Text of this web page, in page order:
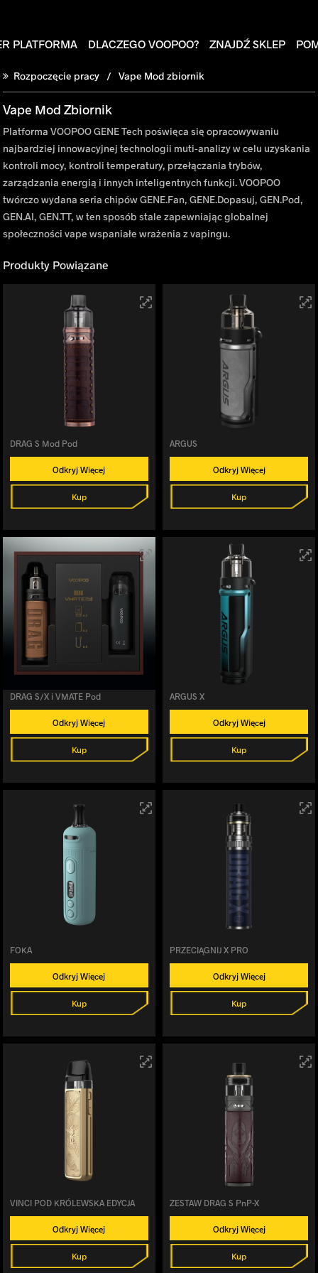
PLATFORMA DLACZEGO VOOPOO? ZNAJDŹ SKLEP
Rozpoczęcie pracy Vape Mod zbiornik
Vape Mod Zbiornik
Platforma VOOPOO GENE Tech poświęca się opracowywaniu
najbardziej innowacyjnej technologii muti-analizy w celu uzyskania
kontroli mocy, kontroli temperatury, przełączania trybów,
zarządzania energią i innych inteligentnych funkcji. VOOPOO
twórczo wydana seria chipów GENE.Fan, GENE.Dopasuj, GEN.Pod,
GEN.AI, GEN.TT, w ten sposób stale zapewniając globalnej
społeczności vape wspaniałe wrażenia z vapingu.
Produkty Powiązane
DRAG S Mod Pod
Odkryj Więcej
Kup
ARGUS
Odkryj Więcej
Kup
DRAG S/X i VMATE Pod
Odkryj Więcej
Kup
ARGUS X
Odkryj Więcej
Kup
FOKA
Odkryj Więcej
Kup
PRZECIĄGNIJ X PRO
Odkryj Więcej
Kup
VINCI POD KRÓLEWSKA EDYCJA
Odkryj Więcej
Kup
ZESTAW DRAG S PnP-X
Odkryj Więcej
Kup